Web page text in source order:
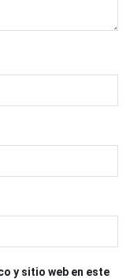
y sitio web en este